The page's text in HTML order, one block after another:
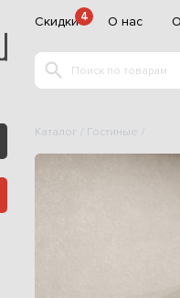
Скидки4 О нас
Каталог Гостиные